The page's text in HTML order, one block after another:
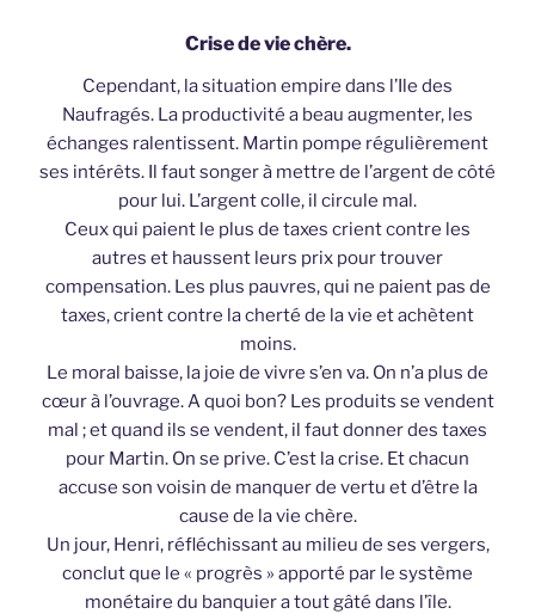
Crise de vie chère.
Cependant, la situation empire dans l’Ile des
Naufragés. La productivité a beau augmenter, les
échanges ralentissent. Martin pompe régulièrement
ses intérêts. Il faut songer à mettre de l’argent de côté
pour lui. L’argent colle, il circule mal.
Ceux qui paient le plus de taxes crient contre les
autres et haussent leurs prix pour trouver
compensation. Les plus pauvres, qui ne paient pas de
taxes, crient contre la cherté de la vie et achètent
moins.
Le moral baisse, la joie de vivre s’en va. On n’a plus de
cœur à l’ouvrage. A quoi bon? Les produits se vendent
mal ; et quand ils se vendent, il faut donner des taxes
pour Martin. On se prive. C’est la crise. Et chacun
accuse son voisin de manquer de vertu et d’être la
cause de la vie chère.
Un jour, Henri, réfléchissant au milieu de ses vergers,
conclut que le « progrès » apporté par le système
monétaire du banquier a tout gâté dans l’île.